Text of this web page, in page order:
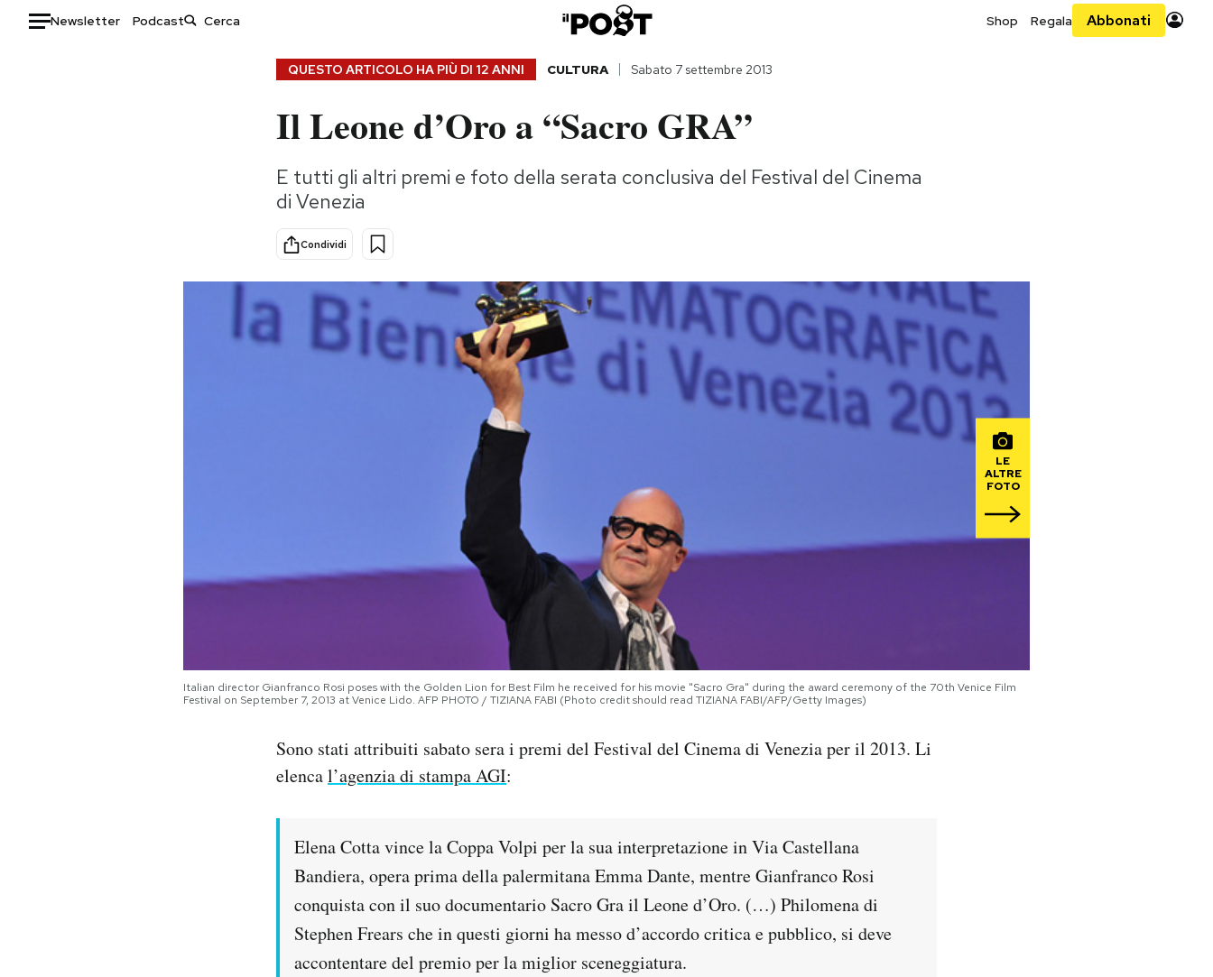
Newsletter Podcast Shop Regala Abbonati
Consumismi
Storie/Idee
Ok Boomer!
Media
Europa
Altrecose
QUESTO ARTICOLO HA PIÙ DI 12 ANNI CULTURA Sabato 7 settembre 2013
Il Leone d’Oro a “Sacro GRA”
E tutti gli altri premi e foto della serata conclusiva del Festival del Cinema
di Venezia
Condividi
LE
ALTRE
FOTO
Italian director Gianfranco Rosi poses with the Golden Lion for Best Film he received for his movie "Sacro Gra" during the award ceremony of the 70th Venice Film
Festival on September 7, 2013 at Venice Lido. AFP PHOTO / TIZIANA FABI (Photo credit should read TIZIANA FABI/AFP/Getty Images)
Sono stati attribuiti sabato sera i premi del Festival del Cinema di Venezia per il 2013. Li
elencal’agenzia di stampa AGI:
Elena Cotta vince la Coppa Volpi per la sua interpretazione in Via Castellana
Bandiera, opera prima della palermitana Emma Dante, mentre Gianfranco Rosi
conquista con il suo documentario Sacro Gra il Leone d’Oro. (…) Philomena di
Stephen Frears che in questi giorni ha messo d’accordo critica e pubblico, si deve
accontentare del premio per la miglior sceneggiatura.